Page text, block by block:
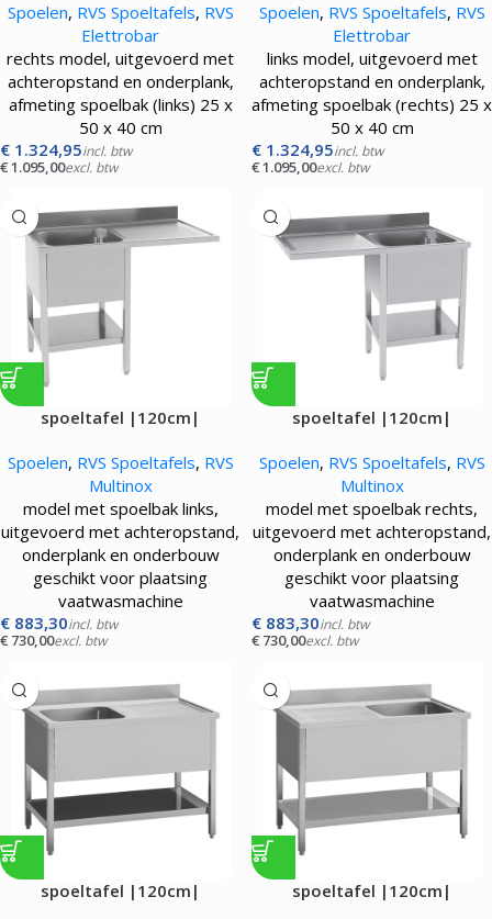
Spoelen, RVS Spoeltafels, RVS
Elettrobar
rechts model, uitgevoerd met
achteropstand en onderplank,
afmeting spoelbak (links) 25 x
50 x 40 cm
€ 1.324,95incl. btw
€1.095,00excl. btw
Spoelen, RVS Spoeltafels, RVS
Elettrobar
links model, uitgevoerd met
achteropstand en onderplank,
afmeting spoelbak (rechts) 25 x
50 x 40 cm
€ 1.324,95incl. btw
€1.095,00excl. btw
spoeltafel |120cm|
Spoelen, RVS Spoeltafels, RVS
Multinox
model met spoelbak links,
uitgevoerd met achteropstand,
onderplank en onderbouw
geschikt voor plaatsing
vaatwasmachine
€ 883,30incl. btw
€ 730,00excl. btw
spoeltafel |120cm|
Spoelen, RVS Spoeltafels, RVS
Multinox
model met spoelbak rechts,
uitgevoerd met achteropstand,
onderplank en onderbouw
geschikt voor plaatsing
vaatwasmachine
€ 883,30incl. btw
€ 730,00excl. btw
spoeltafel |120cm| spoeltafel |120cm|